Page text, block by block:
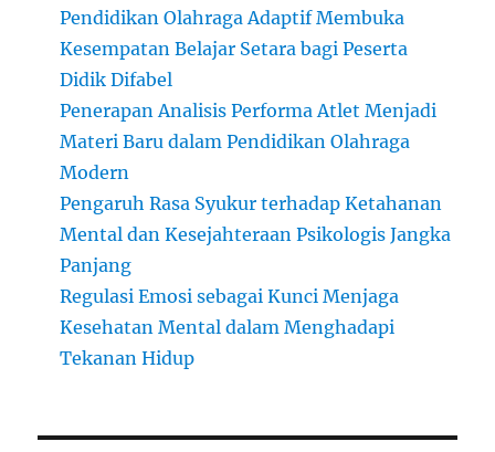
Pendidikan Olahraga Adaptif Membuka
Kesempatan Belajar Setara bagi Peserta
Didik Difabel
Penerapan Analisis Performa Atlet Menjadi
Materi Baru dalam Pendidikan Olahraga
Modern
Pengaruh Rasa Syukur terhadap Ketahanan
Mental dan Kesejahteraan Psikologis Jangka
Panjang
Regulasi Emosi sebagai Kunci Menjaga
Kesehatan Mental dalam Menghadapi
Tekanan Hidup